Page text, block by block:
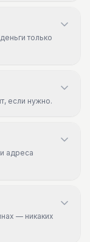
только
если нужно.
адреса
— никаких